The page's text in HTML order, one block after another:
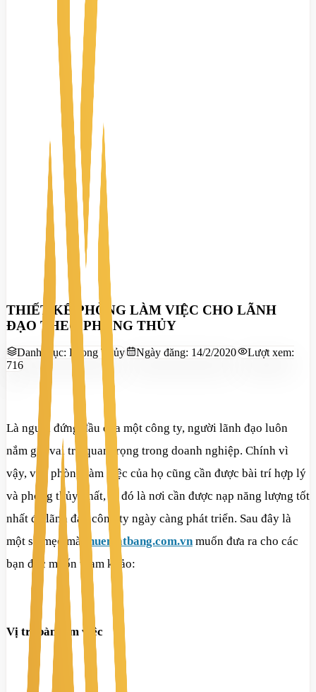
THIẾT KẾ PHÒNG LÀM VIỆC CHO LÃNH
ĐẠO THEO PHONG THỦY
Danh mục: Phong Thủy Ngày đăng: 14/2/2020
Lượt xem:
716
Là người đứng đầu của một công ty, người lãnh đạo luôn
nắm giữ vai trò quan trọng trong doanh nghiệp. Chính vì
vậy, văn phòng làm việc của họ cũng cần được bài trí hợp lý
và phong thủy nhất, vì đó là nơi cần được nạp năng lượng tốt
nhất để lãnh đạo công ty ngày càng phát triển. Sau đây là
một số mẹo mà
thuematbang.com.vnmuốn đưa ra cho các
bạn đọc muốn tham khảo:
Vị trí bàn làm việc